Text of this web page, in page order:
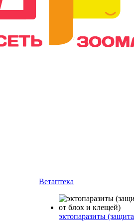
Ветаптека
эктопаразиты (защита